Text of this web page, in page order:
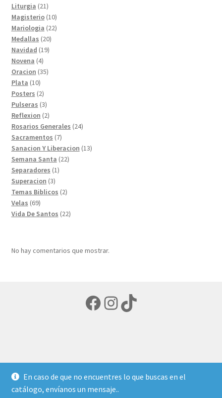
productos
Liturgia 2121
productos
Magisterio 1010
productos
Mariologia 2222
Medallas 2020
productos
Navidad 1919
Novena 44
productos
Oracion 3535
Plata 1010
productos
Posters 22
productos
Pulseras 33
productos
Reflexion 22
productos
Rosarios Generales 2424
Sacramentos 77
productos
Sanacion Y Liberacion 1313
Semana Santa 2222
Separadores 11
Superacion 33
productos
Temas Biblicos 22
Velas 6969
productos
Vida De Santos 2222
No hay comentarios que mostrar.
Facebook
Instagram
TikTok
Política de privacidad
Creado con Storefront y
WooCommerce.
En caso de que no encuentres lo que buscas en el
catálogo, envíanos un mensaje..